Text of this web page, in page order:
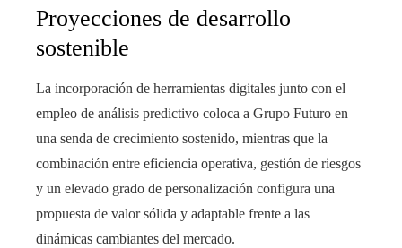
Proyecciones de desarrollo
sostenible
La incorporación de herramientas digitales junto con el
empleo de análisis predictivo coloca a Grupo Futuro en
una senda de crecimiento sostenido, mientras que la
combinación entre eficiencia operativa, gestión de riesgos
y un elevado grado de personalización configura una
propuesta de valor sólida y adaptable frente a las
dinámicas cambiantes del mercado.